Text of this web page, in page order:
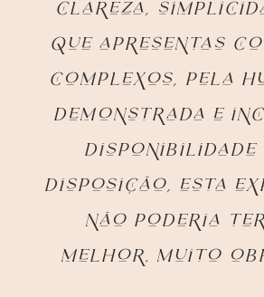
clareza,
que apresentas
complexos, pela
demonstrada e
disponibilidade
disposição, esta
não poderia
melhor. Muito